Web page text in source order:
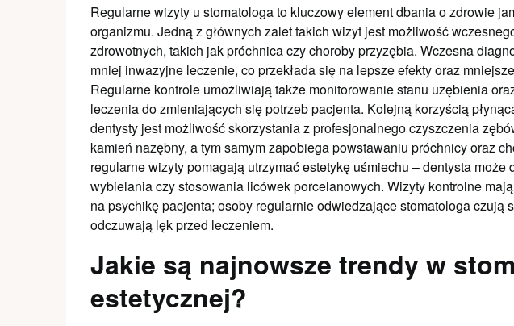
Regularne wizyty u stomatologa to kluczowy element dbania o zdrowie
organizmu. Jedną z głównych zalet takich wizyt jest możliwość
zdrowotnych, takich jak próchnica czy choroby przyzębia. Wczesna
mniej inwazyjne leczenie, co przekłada się na lepsze efekty oraz
Regularne kontrole umożliwiają także monitorowanie stanu uzębienia
leczenia do zmieniających się potrzeb pacjenta. Kolejną korzyścią
dentysty jest możliwość skorzystania z profesjonalnego czyszczenia
kamień nazębny, a tym samym zapobiega powstawaniu próchnicy oraz
regularne wizyty pomagają utrzymać estetykę uśmiechu – dentysta może
wybielania czy stosowania licówek porcelanowych. Wizyty kontrolne
na psychikę pacjenta; osoby regularnie odwiedzające stomatologa czują
odczuwają lęk przed leczeniem.
Jakie są najnowsze trendy w
estetycznej?